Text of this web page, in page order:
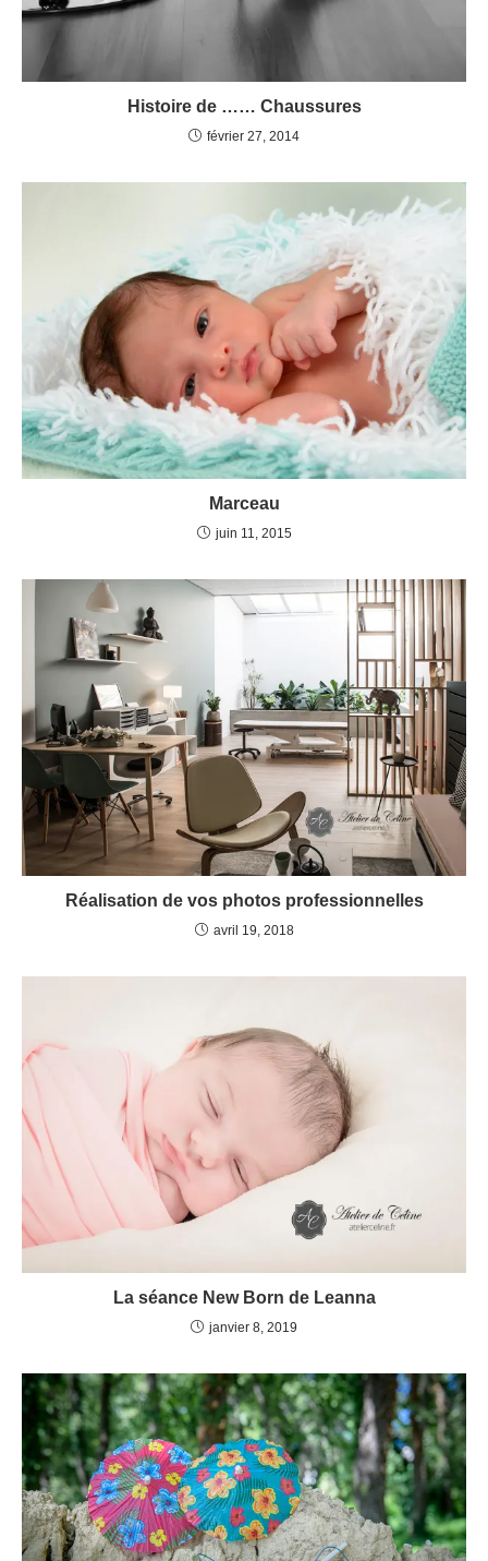
Histoire de …… Chaussures
février 27, 2014
Marceau
juin 11, 2015
Réalisation de vos photos professionnelles
avril 19, 2018
La séance New Born de Leanna
janvier 8, 2019